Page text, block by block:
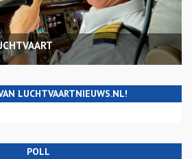
LUCHTVAARTNIEUWS.NL!
POLL